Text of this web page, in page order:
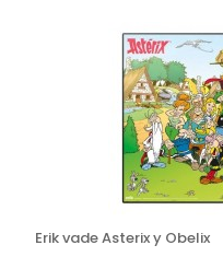
Erik vade Asterix y Obelix